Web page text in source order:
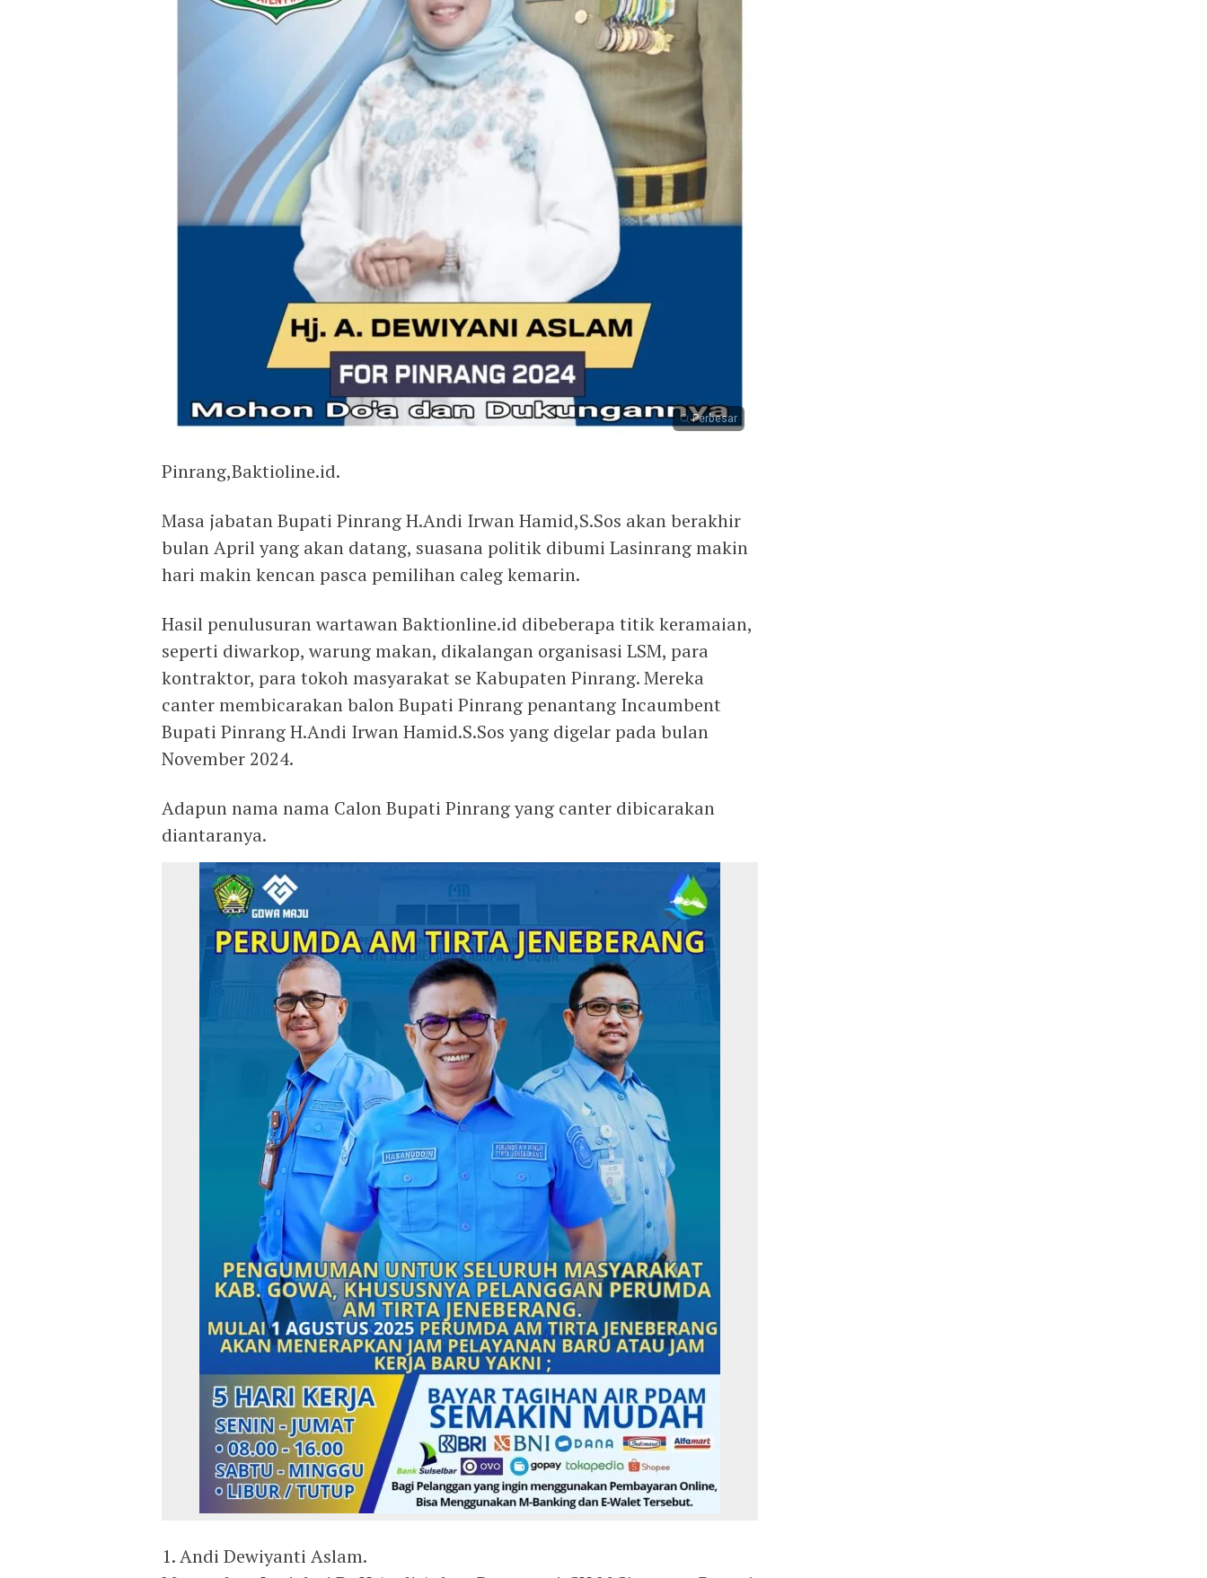
Perbesar
Pinrang,Baktioline.id.
Masa jabatan Bupati Pinrang H.Andi Irwan Hamid,S.Sos akan berakhir
bulan April yang akan datang, suasana politik dibumi Lasinrang makin
hari makin kencan pasca pemilihan caleg kemarin.
Hasil penulusuran wartawan Baktionline.id dibeberapa titik keramaian,
seperti diwarkop, warung makan, dikalangan organisasi LSM, para
kontraktor, para tokoh masyarakat se Kabupaten Pinrang. Mereka
canter membicarakan balon Bupati Pinrang penantang Incaumbent
Bupati Pinrang H.Andi Irwan Hamid.S.Sos yang digelar pada bulan
November 2024.
Adapun nama nama Calon Bupati Pinrang yang canter dibicarakan
diantaranya.
1. Andi Dewiyanti Aslam.